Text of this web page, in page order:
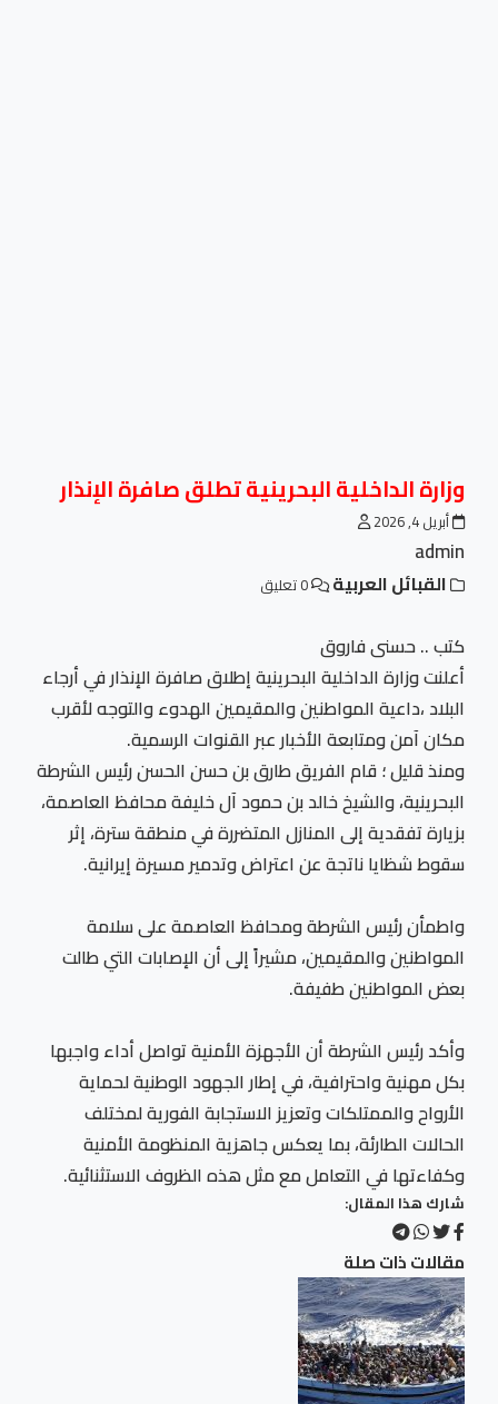
وزارة الداخلية البحرينية تطلق صافرة الإنذار
أبريل 4, 2026
admin
القبائل العربية
كتب .. حسنى فاروق
أعلنت وزارة الداخلية البحرينية إطلاق صافرة الإنذار في أرجاء
البلاد ،داعية المواطنين والمقيمين الهدوء والتوجه لأقرب
مكان آمن ومتابعة الأخبار عبر القنوات الرسمية.
ومنذ قليل ؛ قام الفريق طارق بن حسن الحسن رئيس الشرطة
البحرينية، والشيخ خالد بن حمود آل خليفة محافظ العاصمة،
بزيارة تفقدية إلى المنازل المتضررة في منطقة سترة، إثر
سقوط شظايا ناتجة عن اعتراض وتدمير مسيرة إيرانية.
واطمأن رئيس الشرطة ومحافظ العاصمة على سلامة
المواطنين والمقيمين، مشيراً إلى أن الإصابات التي طالت
بعض المواطنين طفيفة.
وأكد رئيس الشرطة أن الأجهزة الأمنية تواصل أداء واجبها
بكل مهنية واحترافية، في إطار الجهود الوطنية لحماية
الأرواح والممتلكات وتعزيز الاستجابة الفورية لمختلف
الحالات الطارئة، بما يعكس جاهزية المنظومة الأمنية
وكفاءتها في التعامل مع مثل هذه الظروف الاستثنائية.
شارك هذا المقال:
مقالات ذات صلة